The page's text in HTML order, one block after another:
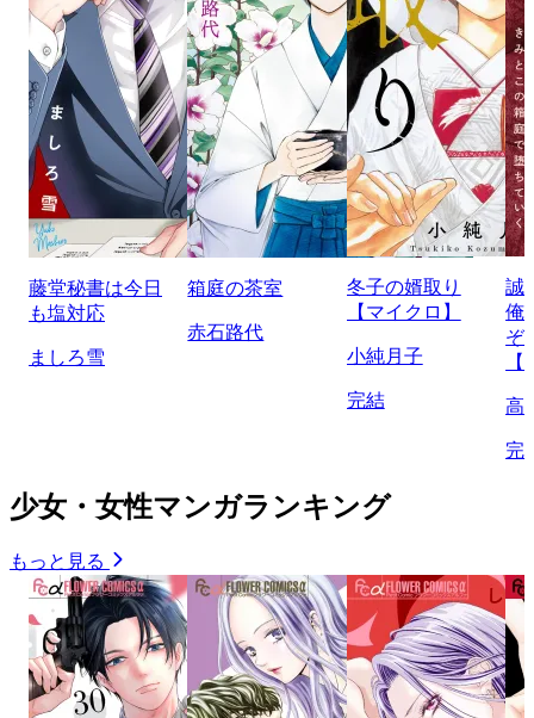
藤堂秘書は今日
も塩対応
ましろ雪
箱庭の茶室
赤石路代
冬子の婿取り
【マイクロ】
小純月子
完結
誠
俺
ぞ
高
完
少女・女性マンガランキング
もっと見る